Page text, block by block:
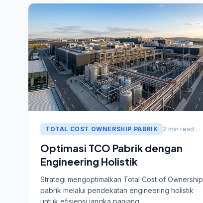
TOTAL COST OWNERSHIP PABRIK 2 min read
Optimasi TCO Pabrik dengan
Engineering Holistik
Strategi mengoptimalkan Total Cost of Ownership
pabrik melalui pendekatan engineering holistik